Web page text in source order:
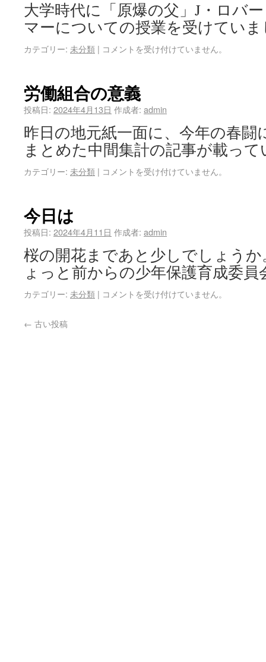
大学時代に「原爆の父」J・ロバ
マーについての授業を受けてい
カテゴリー: 未分類 | コメントを受け付けていません。
労働組合の意義
投稿日: 2024年4月13日 作成者: admin
昨日の地元紙一面に、今年の春闘
まとめた中間集計の記事が載っ
カテゴリー: 未分類 | コメントを受け付けていません。
今日は
投稿日: 2024年4月11日 作成者: admin
桜の開花まであと少しでしょう
ょっと前からの少年保護育成委
カテゴリー: 未分類 | コメントを受け付けていません。
← 古い投稿